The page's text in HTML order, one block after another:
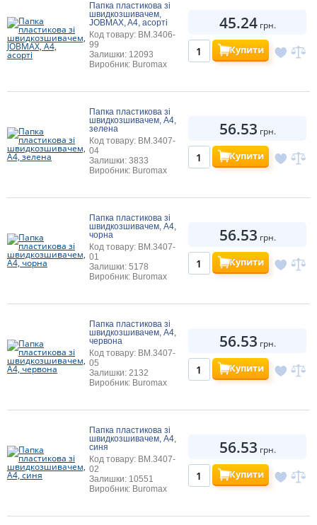
Папка пластикова зі
швидкозшивачем,
JOBMAX, A4, асорті
Код товару: BM.3406-
99
Залишки: 12093
Виробник: Buromax
45.24грн.
Купити
Папка пластикова зі
швидкозшивачем, A4,
зелена
Код товару: BM.3407-
04
Залишки: 3833
Виробник: Buromax
56.53 грн.
Купити
Папка пластикова зі
швидкозшивачем, A4,
чорна
Код товару: BM.3407-
01
Залишки: 5178
Виробник: Buromax
56.53 грн.
Купити
Папка пластикова зі
швидкозшивачем, A4,
червона
Код товару: BM.3407-
05
Залишки: 2132
Виробник: Buromax
56.53 грн.
Купити
Папка пластикова зі
швидкозшивачем, A4,
синя
Код товару: BM.3407-
02
Залишки: 10551
Виробник: Buromax
56.53 грн.
Купити